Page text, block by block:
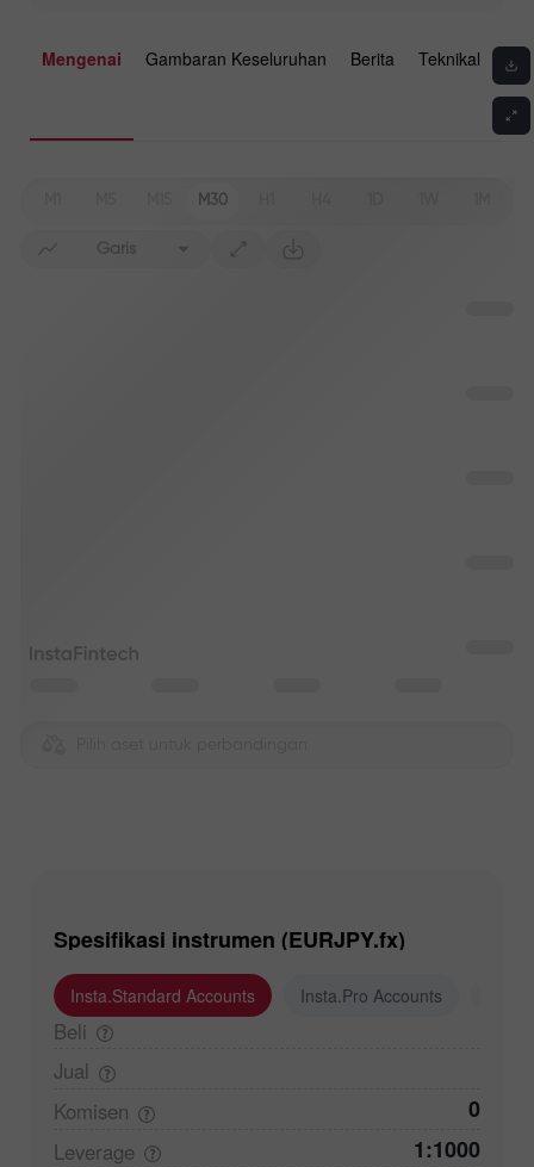
Mengenai Gambaran Keseluruhan Berita Teknikal
M30
Garis
Spesifikasi instrumen (EURJPY.fx)
Insta.Standard Accounts Insta.Pro Accounts
Beli
Jual
Komisen
0
Leverage 1:1000